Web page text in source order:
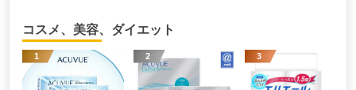
特価
コスメ、美容、ダイエット
1 2 3